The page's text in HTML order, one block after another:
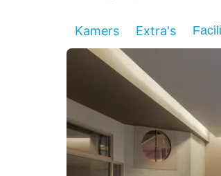
Kamers Extra's